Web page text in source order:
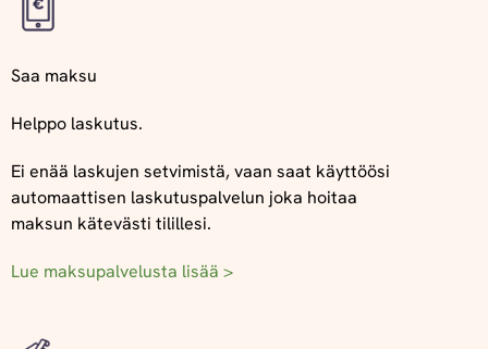
Saa maksu
Helppo laskutus.
Ei enää laskujen setvimistä, vaan saat käyttöösi
automaattisen laskutuspalvelun joka hoitaa
maksun kätevästi tilillesi.
Lue maksupalvelusta lisää >